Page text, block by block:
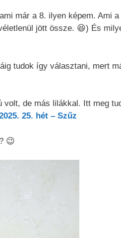
már a 8. ilyen képem. Ami a
jött össze. 😆) És
tudok így választani, mert
de más lilákkal. Itt meg
25. hét – Szűz
😉